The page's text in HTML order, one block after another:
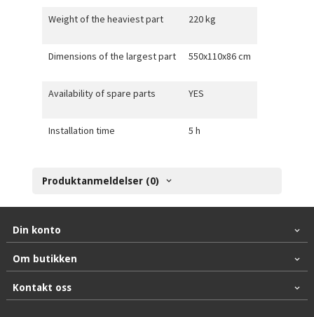
Weight of the heaviest part 220 kg
Dimensions of the largest part 550x110x86 cm
Availability of spare parts YES
Installation time 5 h
Produktanmeldelser (0)
Din konto
Om butikken
Kontakt oss